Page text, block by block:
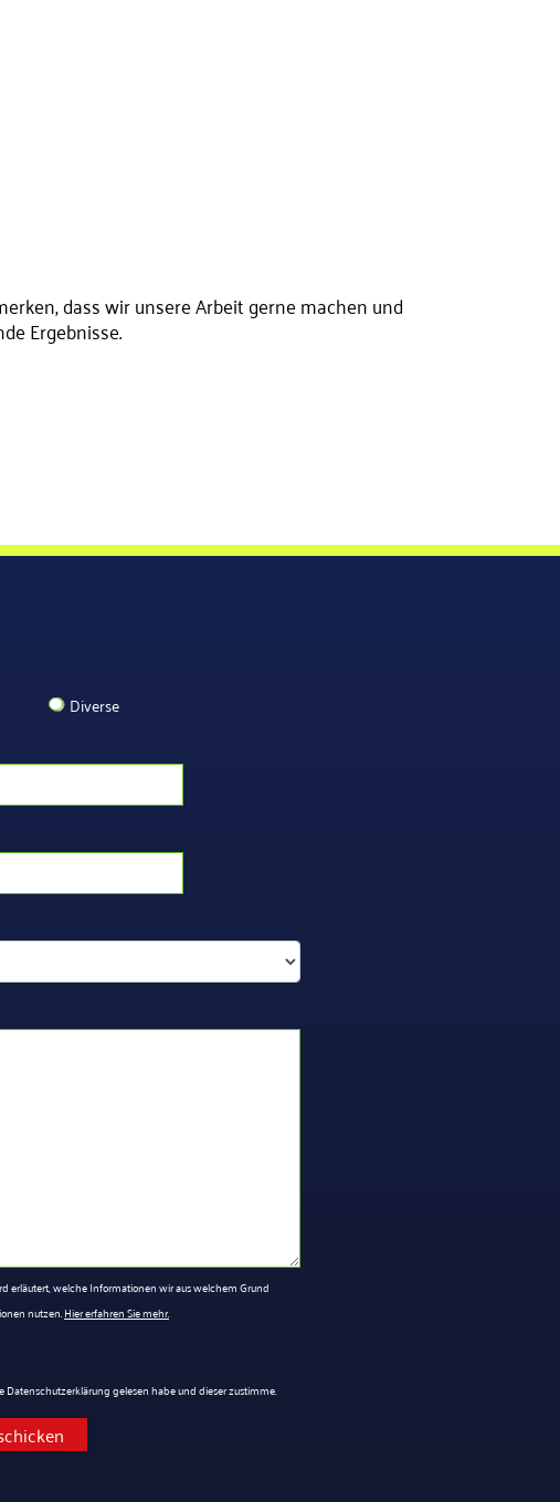
dass wir unsere Arbeit gerne machen und
Ergebnisse.
Diverse
erläutert, welche Informationen wir aus welchem Grund
nutzen.Hier erfahren Sie mehr.
Datenschutzerklärung gelesen habe und dieser zustimme.